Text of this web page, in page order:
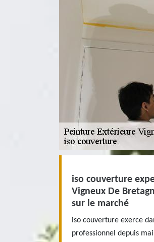
iso couverture
Vigneux De
sur le marché
iso couverture exerce
professionnel depuis